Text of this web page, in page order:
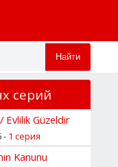
Найти
серий
Güzeldir
- 1 серия
Kanunu